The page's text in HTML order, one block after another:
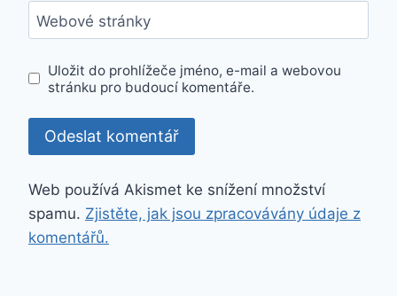
Webové stránky
Uložit do prohlížeče jméno, e-mail a webovou
stránku pro budoucí komentáře.
Web používá Akismet ke snížení množství
spamu. Zjistěte, jak jsou zpracovávány údaje z
komentářů.